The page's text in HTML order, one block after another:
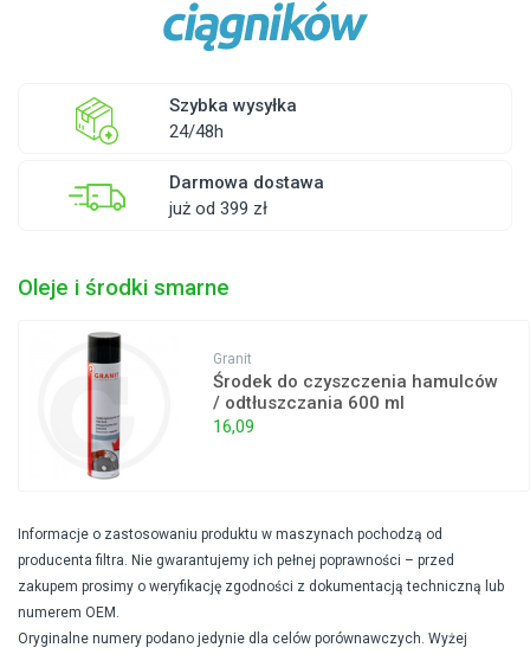
Szybka wysyłka
24/48h
Darmowa dostawa
już od 399 zł
Oleje i środki smarne
Granit
Środek do czyszczenia hamulców
/ odtłuszczania 600 ml
16,09
Informacje o zastosowaniu produktu w maszynach pochodzą od
producenta filtra. Nie gwarantujemy ich pełnej poprawności – przed
zakupem prosimy o weryfikację zgodności z dokumentacją techniczną lub
numerem OEM.
Oryginalne numery podano jedynie dla celów porównawczych. Wyżej